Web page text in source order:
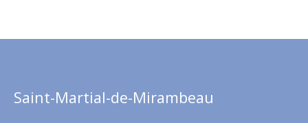
Saint-Martial-de-Mirambeau